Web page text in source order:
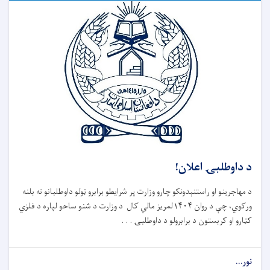
د داوطلبۍ اعلان!
د مهاجرینو او راستنېدونکو چارو وزارت پر شرایطو برابرو ټولو داوطلبانو ته بلنه
ورکوي، چې د روان ۱۴۰۴لمریز مالي کال د وزارت د شنو ساحو لپاره د فلزي
کټارو او کربستون د برابرولو د داوطلبۍ . . .
نور...